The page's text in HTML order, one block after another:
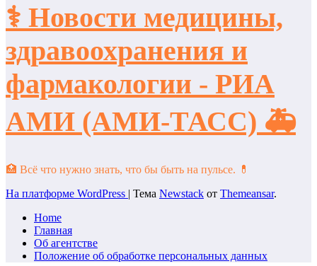
⚕️ Новости медицины,
здравоохранения и
фармакологии - РИА
АМИ (АМИ-ТАСС) 🚑
🏥 Всё что нужно знать, что бы быть на пульсе. 💊
На платформе WordPress | Тема Newstack от Themeansar.
Home
Главная
Об агентстве
Положение об обработке персональных данных